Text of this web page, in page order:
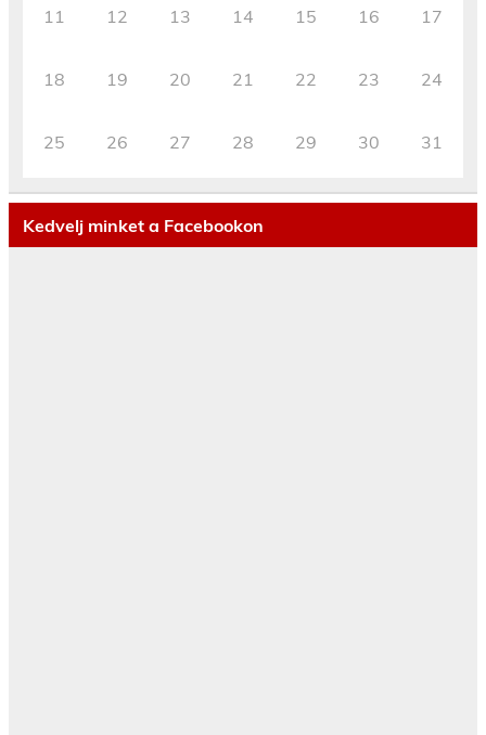
11 12 13 14 15 16 17
18 19 20 21 22 23 24
25 26 27 28 29 30 31
Kedvelj minket a Facebookon